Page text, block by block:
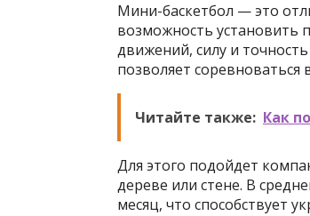
Мини-баскетбол — это
возможность установить
движений, силу и
позволяет соревноваться
Читайте также: Как
Для этого подойдет
дереве или стене. В
месяц, что способствует